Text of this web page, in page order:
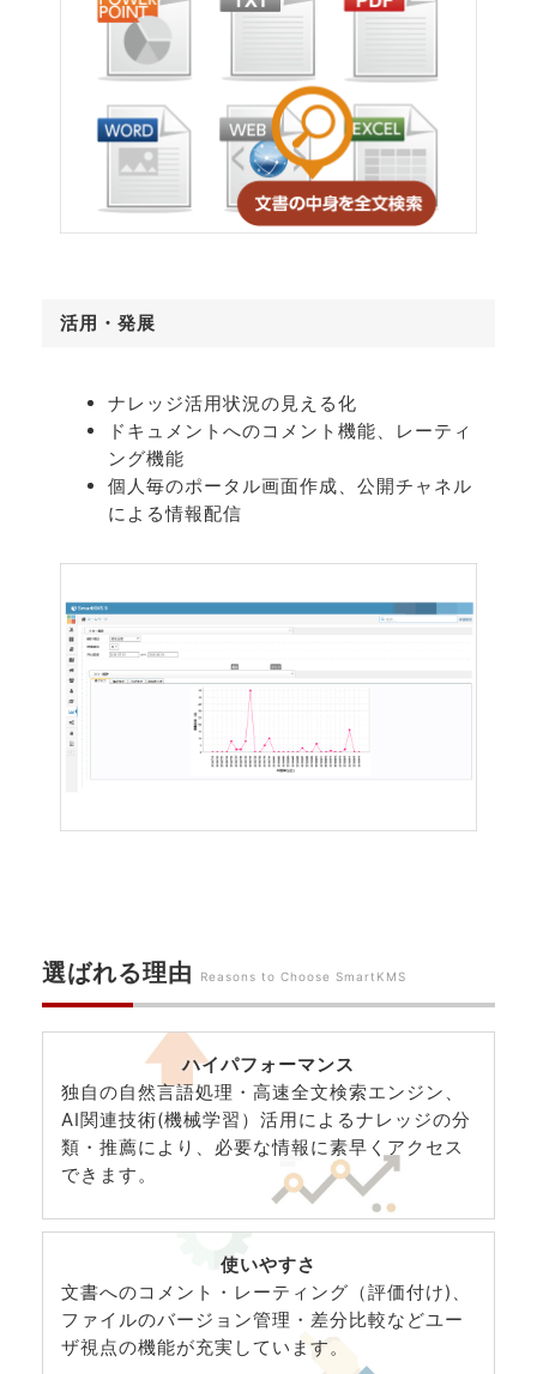
活用・発展
ナレッジ活用状況の見える化
ドキュメントへのコメント機能、レーティ
ング機能
個人毎のポータル画面作成、公開チャネル
による情報配信
選ばれる理由 Reasons to Choose SmartKMS
ハイパフォーマンス
独自の自然言語処理・高速全文検索エンジン、
AI関連技術(機械学習）活用によるナレッジの分
類・推薦により、必要な情報に素早くアクセス
できます。
使いやすさ
文書へのコメント・レーティング（評価付け)、
ファイルのバージョン管理・差分比較などユー
ザ視点の機能が充実しています。